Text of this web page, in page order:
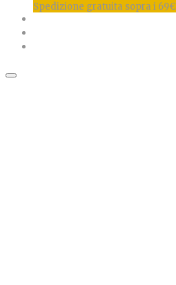
Spedizione gratuita sopra i 69€